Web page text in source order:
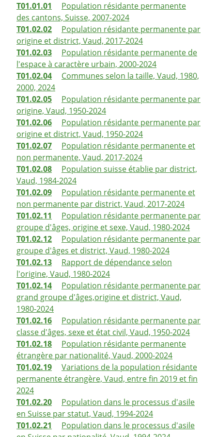
T01.01.01
Population résidante permanente
des cantons, Suisse, 2007-2024
T01.02.02
Population résidante permanente par
origine et district, Vaud, 2017-2024
T01.02.03
Population résidante permanente de
l'espace à caractère urbain, 2000-2024
T01.02.04
Communes selon la taille, Vaud, 1980,
2000, 2024
T01.02.05
Population résidante permanente par
origine, Vaud, 1950-2024
T01.02.06
Population résidante permanente par
origine et district, Vaud, 1950-2024
T01.02.07
Population résidante permanente et
non permanente, Vaud, 2017-2024
T01.02.08
Population suisse établie par district,
Vaud, 1984-2024
T01.02.09
Population résidante permanente et
non permanente par district, Vaud, 2017-2024
T01.02.11
Population résidante permanente par
groupe d'âges, origine et sexe, Vaud, 1980-2024
T01.02.12
Population résidante permanente par
groupe d'âges et district, Vaud, 1980-2024
T01.02.13
Rapport de dépendance selon
l'origine, Vaud, 1980-2024
T01.02.14
Population résidante permanente par
grand groupe d'âges,origine et district, Vaud,
1980-2024
T01.02.16
Population résidante permanente par
classe d'âges, sexe et état civil, Vaud, 1950-2024
T01.02.18
Population résidante permanente
étrangère par nationalité, Vaud, 2000-2024
T01.02.19
Variations de la population résidante
permanente étrangère, Vaud, entre fin 2019 et fin
2024
T01.02.20
Population dans le processus d'asile
en Suisse par statut, Vaud, 1994-2024
T01.02.21
Population dans le processus d'asile